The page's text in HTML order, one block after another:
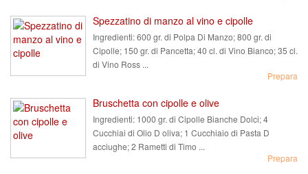
Spezzatino di manzo al vino e cipolle
Ingredienti:600 gr. di Polpa Di Manzo; 800 gr. di
Cipolle; 150 gr. di Pancetta; 40 cl. di Vino Bianco; 35 cl.
di Vino Ross ...
Prepara
Bruschetta con cipolle e olive
Ingredienti: 1000 gr. di Cipolle Bianche Dolci; 4
Cucchiai di Olio D oliva; 1 Cucchiaio di Pasta D
acciughe; 2 Rametti di Timo ...
Prepara